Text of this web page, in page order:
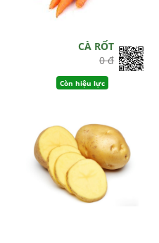
CÀ RỐT
0 đ
Còn hiệu lực